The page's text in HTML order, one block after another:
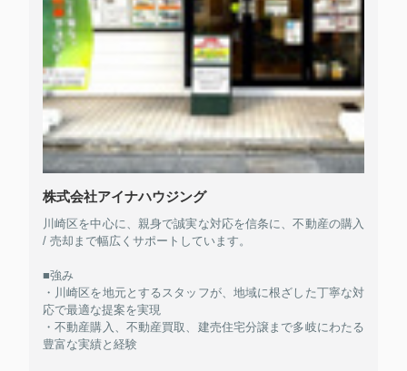
株式会社アイナハウジング
川崎区を中心に、親身で誠実な対応を信条に、不動産の購入
/ 売却まで幅広くサポートしています。
■強み
・川崎区を地元とするスタッフが、地域に根ざした丁寧な対
応で最適な提案を実現
・不動産購入、不動産買取、建売住宅分譲まで多岐にわたる
豊富な実績と経験